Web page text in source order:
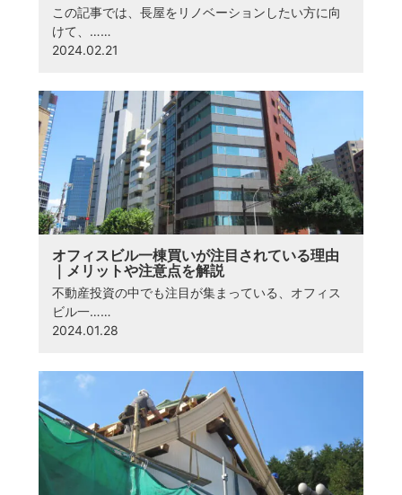
この記事では、長屋をリノベーションしたい方に向
けて、……
2024.02.21
オフィスビル一棟買いが注目されている理由
｜メリットや注意点を解説
不動産投資の中でも注目が集まっている、オフィス
ビル一……
2024.01.28